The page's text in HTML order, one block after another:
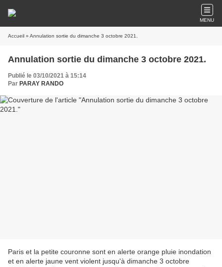
MENU
Accueil » Annulation sortie du dimanche 3 octobre 2021.
Annulation sortie du dimanche 3 octobre 2021.
Publié le 03/10/2021 à 15:14
Par PARAY RANDO
Paris et la petite couronne sont en alerte orange pluie inondation
et en alerte jaune vent violent jusqu'à dimanche 3 octobre